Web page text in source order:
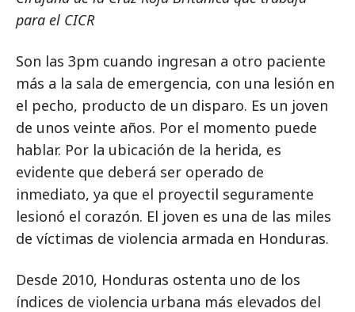
para el CICR
Son las 3pm cuando ingresan a otro paciente
más a la sala de emergencia, con una lesión en
el pecho, producto de un disparo. Es un joven
de unos veinte años. Por el momento puede
hablar. Por la ubicación de la herida, es
evidente que deberá ser operado de
inmediato, ya que el proyectil seguramente
lesionó el corazón. El joven es una de las miles
de víctimas de violencia armada en Honduras.
Desde 2010, Honduras ostenta uno de los
índices de violencia urbana más elevados del